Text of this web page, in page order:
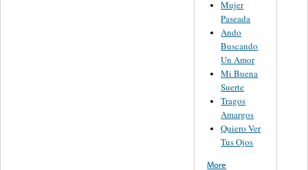
Mujer
Paseada
Ando
Buscando
Un Amor
Mi Buena
Suerte
Tragos
Amargos
Quiero Ver
Tus Ojos
More